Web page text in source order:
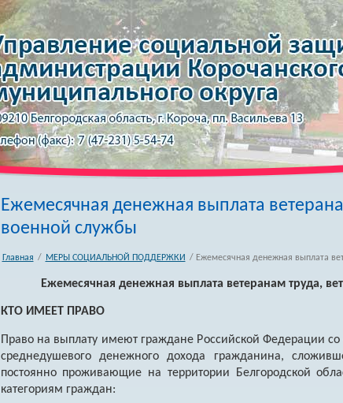
Ежемесячная денежная выплата
военной службы
Главная / МЕРЫ СОЦИАЛЬНОЙ ПОДДЕРЖКИ / Ежемесячная денежная выплата
Ежемесячная денежная выплата ветеранам труда,
КТО ИМЕЕТ ПРАВО
Право на выплату имеют граждане Российской Федерации
среднедушевого денежного дохода гражданина,
постоянно проживающие на территории Белгородской
категориям граждан: